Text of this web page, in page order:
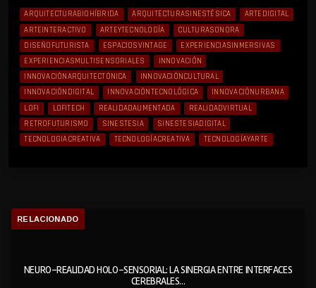
ARQUITECTURABIOHÍBRIDA ARQUITECTURASINESTÉSICA
ARTEDIGITAL
ARTEINTERACTIVO
ARTEYTECNOLOGÍA
CULTURASONORA
DISEÑOFUTURISTA
ESPACIOSVINTAGE
EXPERIENCIASINMERSIVAS
EXPERIENCIASMULTISENSORIALES
INNOVACIÓN
INNOVACIÓNARQUITECTÓNICA
INNOVACIÓNCULTURAL
INNOVACIÓNDIGITAL
INNOVACIÓNTECNOLÓGICA
INNOVACIÓNURBANA
LOFI
LOFITECH REALIDADAUMENTADA
REALIDADVIRTUAL
RETROFUTURISMO
SINESTESIA
SINESTESIADIGITAL
TECNOLOGIACREATIVA
TECNOLOGÍACREATIVA TECNOLOGÍAYARTE
RELACIONADO
NEURO-REALIDAD HOLO-SENSORIAL: LA SINERGIA ENTRE INTERFACES
CEREBRALES...